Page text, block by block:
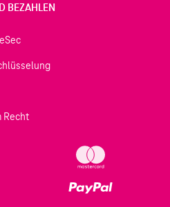
BEZAHLEN
Recht